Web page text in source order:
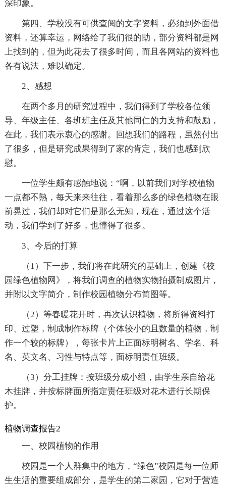
深印象。
第四、学校没有可供查阅的文字资料，必须到外面借
资料，还算幸运，网络给了我们很的助，部分资料都是网
上找到的，但为此花去了很多时间，而且各网站的资料也
各有说法，难以确定。
2、感想
在两个多月的研究过程中，我们得到了学校各位领
导、年级主任、各班班主任及其他同仁的力支持和鼓励，
在此，我们表示衷心的感谢。回想我们的路程，虽然付出
了很多，但是研究成果得到了家的肯定，我们也感到欣
慰。
一位学生颇有感触地说：“啊，以前我们对学校植物
一点都不熟，每天来来往往，看着那么多的绿色植物在眼
前晃过，我们却对它们是那么无知，现在，通过这个活
动，我们学到了好多，也懂得了很多。
3、今后的打算
（1）下一步，我们将在此研究的基础上，创建《校
园绿色植物网》，将我们调查的植物实物拍摄制成图片，
并附以文字简介，制作校园植物分布简图等。
（2）等春暖花开时，再次认识植物，将所得资料打
印、过塑，制成制作标牌（个体较小的且数量的植物，制
作一个较的标牌），每张卡片上正面标明树名、学名、科
名、英文名、习性与特点等，面标明责任班级。
（3）分工挂牌：按班级分成小组，由学生亲自给花
木挂牌，并按标牌面所指定责任班级对花木进行长期保
护。
植物调查报告2
一、校园植物的作用
校园是一个人群集中的地方，“绿色”校园是每一位师
生生活的重要组成部分，是学生的第二家园，它对于营造